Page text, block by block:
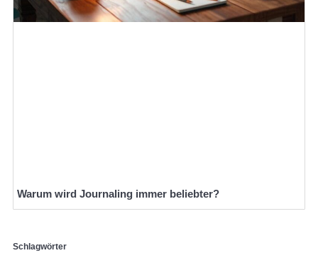
Warum wird Journaling immer beliebter?
Schlagwörter